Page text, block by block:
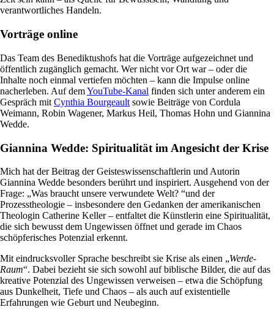
verantwortliches Handeln.
Vorträge online
Das Team des Benediktushofs hat die Vorträge aufgezeichnet und
öffentlich zugänglich gemacht. Wer nicht vor Ort war – oder die
Inhalte noch einmal vertiefen möchten – kann die Impulse online
nacherleben. Auf demYouTube-Kanal finden sich unter anderem ein
Gespräch mit Cynthia Bourgeault sowie Beiträge von Cordula
Weimann, Robin Wagener, Markus Heil, Thomas Hohn und Giannina
Wedde.
Giannina Wedde: Spiritualität im Angesicht der Krise
Mich hat der Beitrag der Geisteswissenschaftlerin und Autorin
Giannina Wedde besonders berührt und inspiriert. Ausgehend von der
Frage: „Was braucht unsere verwundete Welt? “und der
Prozesstheologie – insbesondere den Gedanken der amerikanischen
Theologin Catherine Keller – entfaltet die Künstlerin eine Spiritualität,
die sich bewusst dem Ungewissen öffnet und gerade im Chaos
schöpferisches Potenzial erkennt.
Mit eindrucksvoller Sprache beschreibt sie Krise als einen „Werde-
Raum“. Dabei bezieht sie sich sowohl auf biblische Bilder, die auf das
kreative Potenzial des Ungewissen verweisen – etwa die Schöpfung
aus Dunkelheit, Tiefe und Chaos – als auch auf existentielle
Erfahrungen wie Geburt und Neubeginn.